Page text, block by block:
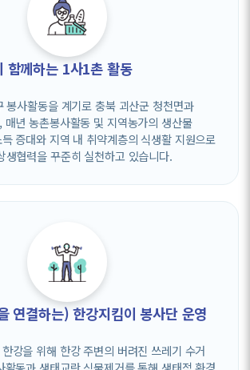
함께하는 1사1촌 활동
봉사활동을 계기로 충북 괴산군 청천면과
매년 농촌봉사활동 및 지역농가의 생산물
증대와 지역 내 취약계층의 식생활 지원으로
생협력을 꾸준히 실천하고 있습니다.
연결하는) 한강지킴이 봉사단 운영
강을 위해 한강 주변의 버려진 쓰레기 수거